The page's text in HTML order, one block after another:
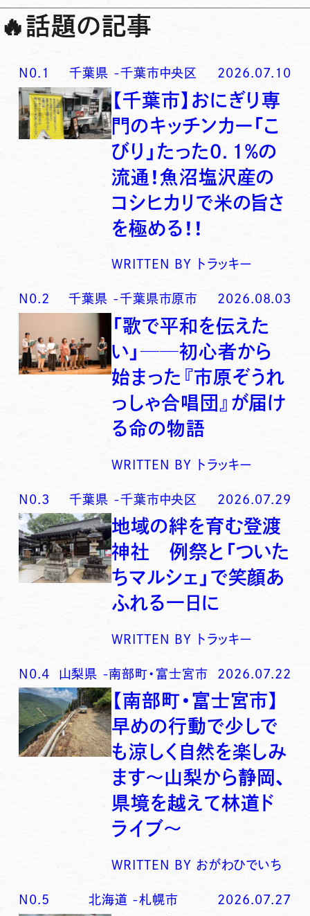
🔥話題の記事
N0. 1 千葉県 -千葉市中央区 2026.07.10
【千葉市】おにぎり専
門のキッチンカー「こ
びり」たった0．1％の
流通！魚沼塩沢産の
コシヒカリで米の旨さ
を極める！！
WRITTEN BY トラッキー
N0. 2 千葉県 -千葉県市原市 2026.08.03
「歌で平和を伝えた
い」──初心者から
始まった『市原ぞうれ
っしゃ合唱団』が届け
る命の物語
WRITTEN BY トラッキー
N0. 3 千葉県 -千葉市中央区 2026.07.29
地域の絆を育む登渡
神社 例祭と「ついた
ちマルシェ」で笑顔あ
ふれる一日に
WRITTEN BY トラッキー
N0. 4 山梨県 -南部町・富士宮市 2026.07.22
【南部町・富士宮市】
早めの行動で少しで
も涼しく自然を楽しみ
ます〜山梨から静岡、
県境を越えて林道ド
ライブ〜
WRITTEN BY おがわひでいち
N0. 5 北海道 -札幌市 2026.07.27